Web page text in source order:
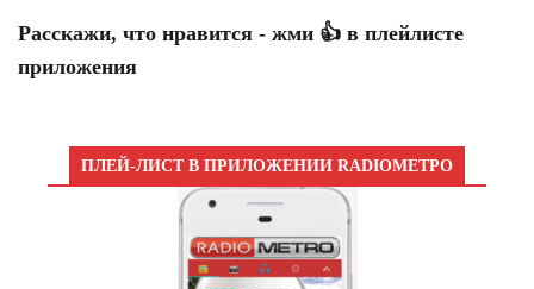
Расскажи, что нравится - жми 👍 в плейлисте
приложения
ПЛЕЙ-ЛИСТ В ПРИЛОЖЕНИИ RADIOМЕТРО